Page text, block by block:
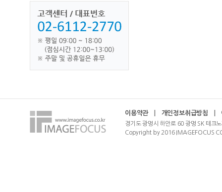
이용약관 개인정보취급방침
경기도 광명시 하안로 60 광명 SK 테크
Copyright by 2016 IMAGEFOCUS